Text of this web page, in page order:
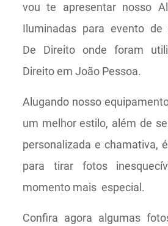
vou te apresentar nosso
Iluminadas para evento de
De Direito onde foram
Direito em João Pessoa.
Alugando nosso
um melhor estilo, além de
personalizada e chamativa,
para tirar fotos
momento mais especial.
Confira agora algumas